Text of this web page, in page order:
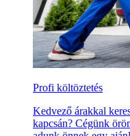
Profi költöztetés
Kedvező árakkal
kapcsán? Cégünk